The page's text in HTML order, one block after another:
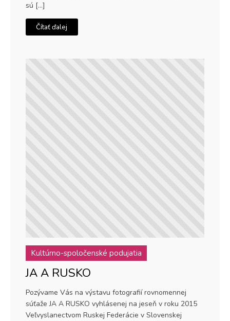
sú […]
Čítať ďalej
Kultúrno-spoločenské podujatia
JA A RUSKO
Pozývame Vás na výstavu fotografií rovnomennej
súťaže JA A RUSKO vyhlásenej na jeseň v roku 2015
Veľvyslanectvom Ruskej Federácie v Slovenskej